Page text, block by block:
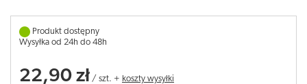
Produkt dostępny
Wysyłka od 24h do 48h
22,90 zł / szt. + koszty wysyłki